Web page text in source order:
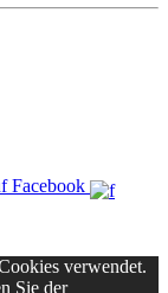
Facebook
verwendet.
Sie der